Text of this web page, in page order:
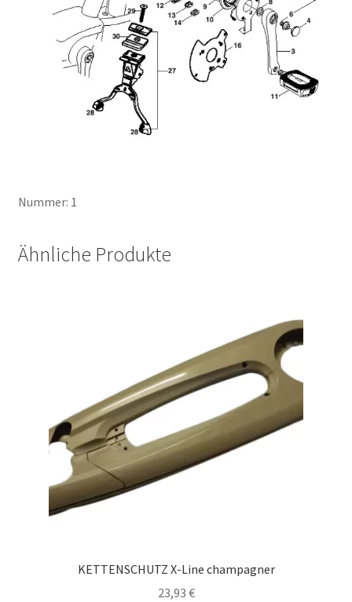
Nummer: 1
Ähnliche Produkte
KETTENSCHUTZ X-Line champagner
23,93 €